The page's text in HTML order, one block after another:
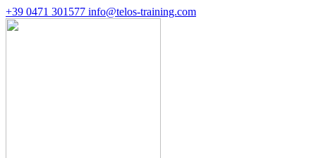
+39 0471 301577 info@telos-training.com